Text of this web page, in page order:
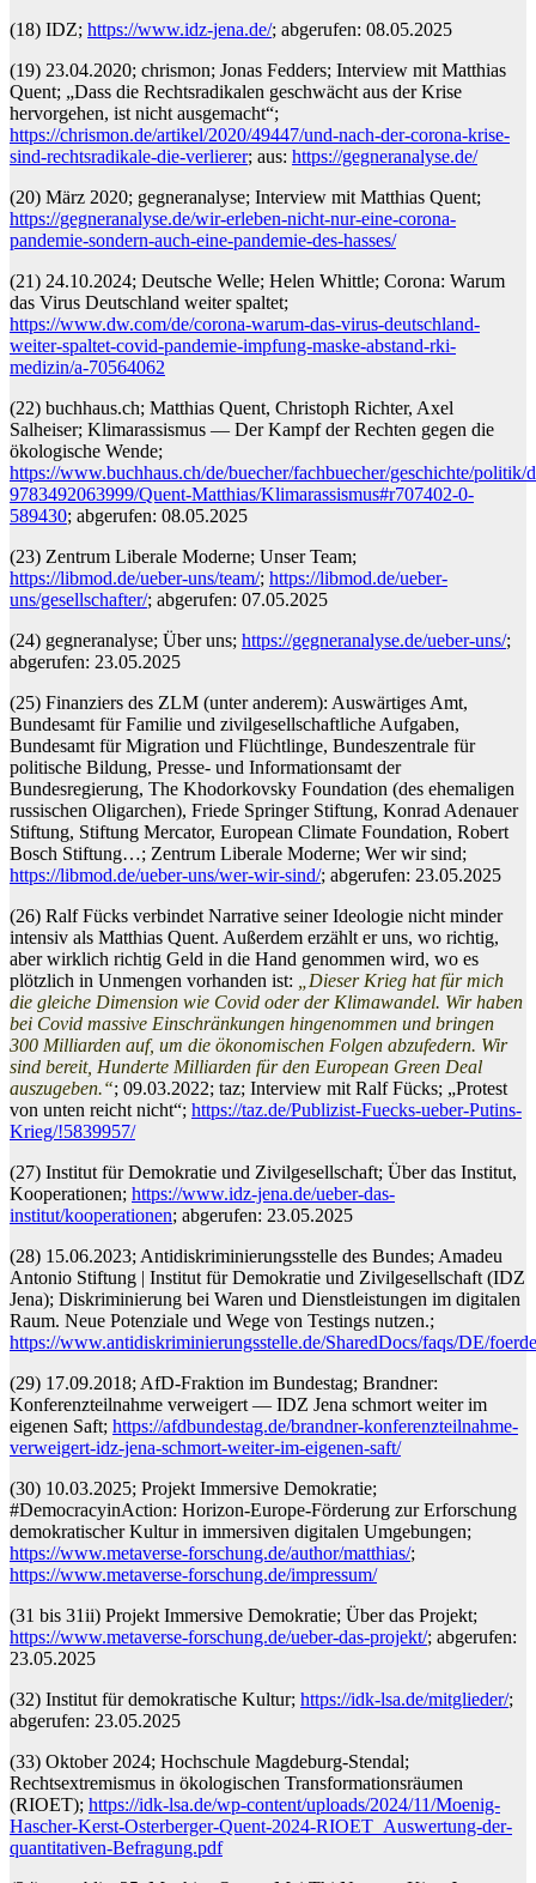
(18) IDZ; https://www.idz-jena.de/; abgerufen: 08.05.2025
(19) 23.04.2020; chrismon; Jonas Fedders; Interview mit Matthias
Quent; „Dass die Rechtsradikalen geschwächt aus der Krise
hervorgehen, ist nicht ausgemacht“;
https://chrismon.de/artikel/2020/49447/und-nach-der-corona-krise-
sind-rechtsradikale-die-verlierer; aus: https://gegneranalyse.de/
(20) März 2020; gegneranalyse; Interview mit Matthias Quent;
https://gegneranalyse.de/wir-erleben-nicht-nur-eine-corona-
pandemie-sondern-auch-eine-pandemie-des-hasses/
(21) 24.10.2024; Deutsche Welle; Helen Whittle; Corona: Warum
das Virus Deutschland weiter spaltet;
https://www.dw.com/de/corona-warum-das-virus-deutschland-
weiter-spaltet-covid-pandemie-impfung-maske-abstand-rki-
medizin/a-70564062
(22) buchhaus.ch; Matthias Quent, Christoph Richter, Axel
Salheiser; Klimarassismus — Der Kampf der Rechten gegen die
ökologische Wende;
https://www.buchhaus.ch/de/buecher/fachbuecher/geschichte/politik/
9783492063999/Quent-Matthias/Klimarassismus#r707402-0-
589430; abgerufen: 08.05.2025
(23) Zentrum Liberale Moderne; Unser Team;
https://libmod.de/ueber-uns/team/; https://libmod.de/ueber-
uns/gesellschafter/; abgerufen: 07.05.2025
(24) gegneranalyse; Über uns; https://gegneranalyse.de/ueber-uns/;
abgerufen: 23.05.2025
(25) Finanziers des ZLM (unter anderem): Auswärtiges Amt,
Bundesamt für Familie und zivilgesellschaftliche Aufgaben,
Bundesamt für Migration und Flüchtlinge, Bundeszentrale für
politische Bildung, Presse- und Informationsamt der
Bundesregierung, The Khodorkovsky Foundation (des ehemaligen
russischen Oligarchen), Friede Springer Stiftung, Konrad Adenauer
Stiftung, Stiftung Mercator, European Climate Foundation, Robert
Bosch Stiftung…; Zentrum Liberale Moderne; Wer wir sind;
https://libmod.de/ueber-uns/wer-wir-sind/; abgerufen: 23.05.2025
(26) Ralf Fücks verbindet Narrative seiner Ideologie nicht minder
intensiv als Matthias Quent. Außerdem erzählt er uns, wo richtig,
aber wirklich richtig Geld in die Hand genommen wird, wo es
plötzlich in Unmengen vorhanden ist:
„Dieser Krieg hat für mich
die gleiche Dimension wie Covid oder der Klimawandel. Wir haben
bei Covid massive Einschränkungen hingenommen und bringen
300 Milliarden auf, um die ökonomischen Folgen abzufedern. Wir
sind bereit, Hunderte Milliarden für den European Green Deal
auszugeben.“; 09.03.2022; taz; Interview mit Ralf Fücks; „Protest
von unten reicht nicht“; https://taz.de/Publizist-Fuecks-ueber-Putins-
Krieg/!5839957/
(27) Institut für Demokratie und Zivilgesellschaft; Über das Institut,
Kooperationen; https://www.idz-jena.de/ueber-das-
institut/kooperationen; abgerufen: 23.05.2025
(28) 15.06.2023; Antidiskriminierungsstelle des Bundes; Amadeu
Antonio Stiftung | Institut für Demokratie und Zivilgesellschaft (IDZ
Jena); Diskriminierung bei Waren und Dienstleistungen im digitalen
Raum. Neue Potenziale und Wege von Testings nutzen.;
https://www.antidiskriminierungsstelle.de/SharedDocs/faqs/DE/
(29) 17.09.2018; AfD-Fraktion im Bundestag; Brandner:
Konferenzteilnahme verweigert — IDZ Jena schmort weiter im
eigenen Saft; https://afdbundestag.de/brandner-konferenzteilnahme-
verweigert-idz-jena-schmort-weiter-im-eigenen-saft/
(30) 10.03.2025; Projekt Immersive Demokratie;
#DemocracyinAction: Horizon-Europe-Förderung zur Erforschung
demokratischer Kultur in immersiven digitalen Umgebungen;
https://www.metaverse-forschung.de/author/matthias/;
https://www.metaverse-forschung.de/impressum/
(31 bis 31ii) Projekt Immersive Demokratie; Über das Projekt;
https://www.metaverse-forschung.de/ueber-das-projekt/; abgerufen:
23.05.2025
(32) Institut für demokratische Kultur; https://idk-lsa.de/mitglieder/;
abgerufen: 23.05.2025
(33) Oktober 2024; Hochschule Magdeburg-Stendal;
Rechtsextremismus in ökologischen Transformationsräumen
(RIOET); https://idk-lsa.de/wp-content/uploads/2024/11/Moenig-
Hascher-Kerst-Osterberger-Quent-2024-RIOET_Auswertung-der-
quantitativen-Befragung.pdf